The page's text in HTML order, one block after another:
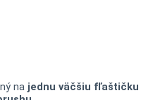
na jednu väčšiu fľaštičku